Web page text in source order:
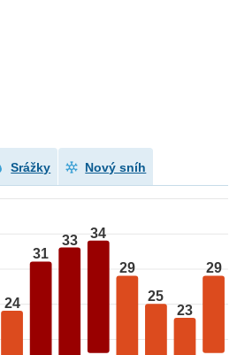
Srážky Nový sníh
24
31
33 34
29
25
23
29